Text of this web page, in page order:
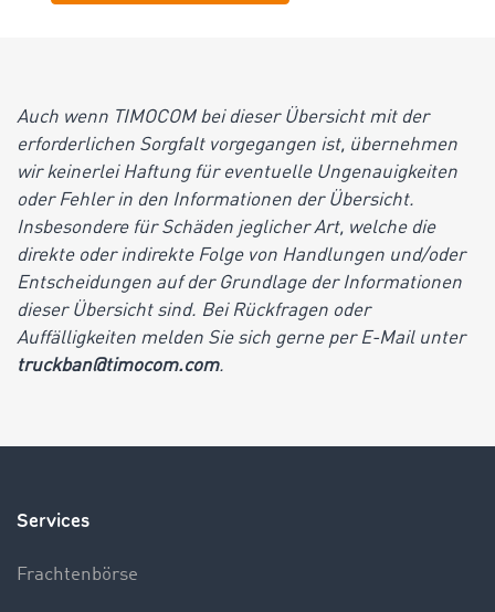
Auch wenn TIMOCOM bei dieser Übersicht mit der
erforderlichen Sorgfalt vorgegangen ist, übernehmen
wir keinerlei Haftung für eventuelle Ungenauigkeiten
oder Fehler in den Informationen der Übersicht.
Insbesondere für Schäden jeglicher Art, welche die
direkte oder indirekte Folge von Handlungen und/oder
Entscheidungen auf der Grundlage der Informationen
dieser Übersicht sind. Bei Rückfragen oder
Auffälligkeiten melden Sie sich gerne per E-Mail unter
truckban@timocom.com.
Services
Frachtenbörse